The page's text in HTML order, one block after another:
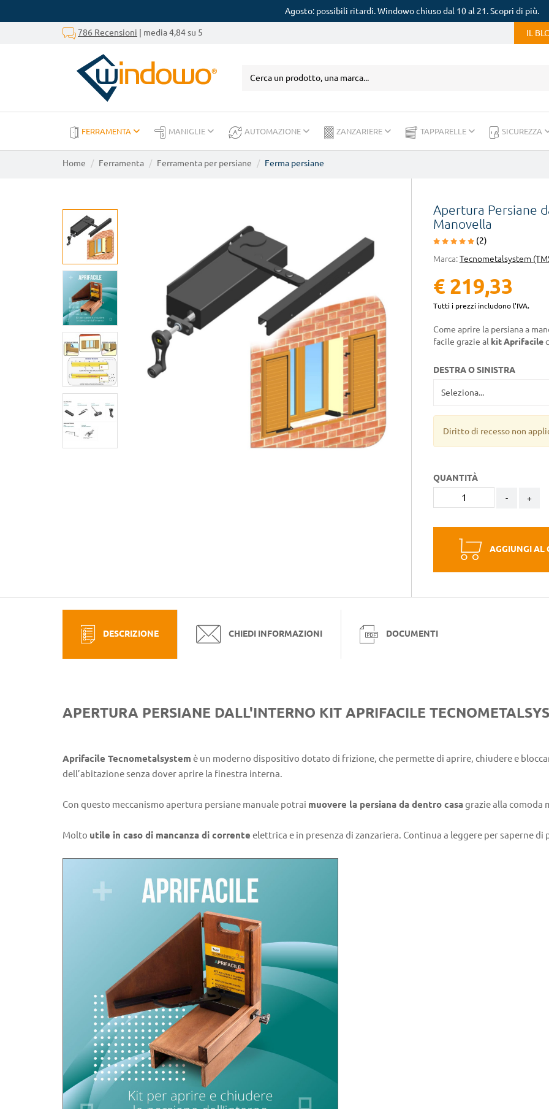
Agosto: possibili ritardi. Windowo chiuso dal 10 al 21. Scopri di più.
786 Recensioni | media 4,84 su 5 IL
FERRAMENTA MANIGLIE AUTOMAZIONE ZANZARIERE TAPPARELLE SICUREZZA
Home Ferramenta Ferramenta per persiane Ferma persiane
Apertura Persiane
Manovella
(2)
Marca:Tecnometalsystem
€ 219,33
Tutti i prezzi includono l'IVA.
Come aprire la persiana a
facile grazie al kit Aprifacile
DESTRA O SINISTRA
Diritto di recesso non
QUANTITÀ
- +
AGGIUNGI AL
DESCRIZIONE CHIEDI INFORMAZIONI DOCUMENTI
APERTURA PERSIANE DALL'INTERNO KIT APRIFACILE
Aprifacile Tecnometalsystem è un moderno dispositivo dotato di frizione, che permette di aprire, chiudere e
dell’abitazione senza dover aprire la finestra interna.
Con questo meccanismo apertura persiane manuale potrai muovere la persiana da dentro casagrazie alla comoda
Molto utile in caso di mancanza di corrente elettrica e in presenza di zanzariera. Continua a leggere per saperne di